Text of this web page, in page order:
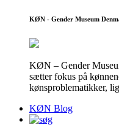
KØN - Gender Museum
KØN – Gender
sætter fokus på
kønsproblematikker,
KØN Blog